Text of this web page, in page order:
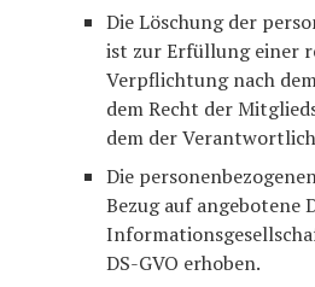
Die Löschung der
ist zur Erfüllung einer
Verpflichtung nach
dem Recht der
dem der
Die
Bezug auf angebotene
DS-GVO erhoben.